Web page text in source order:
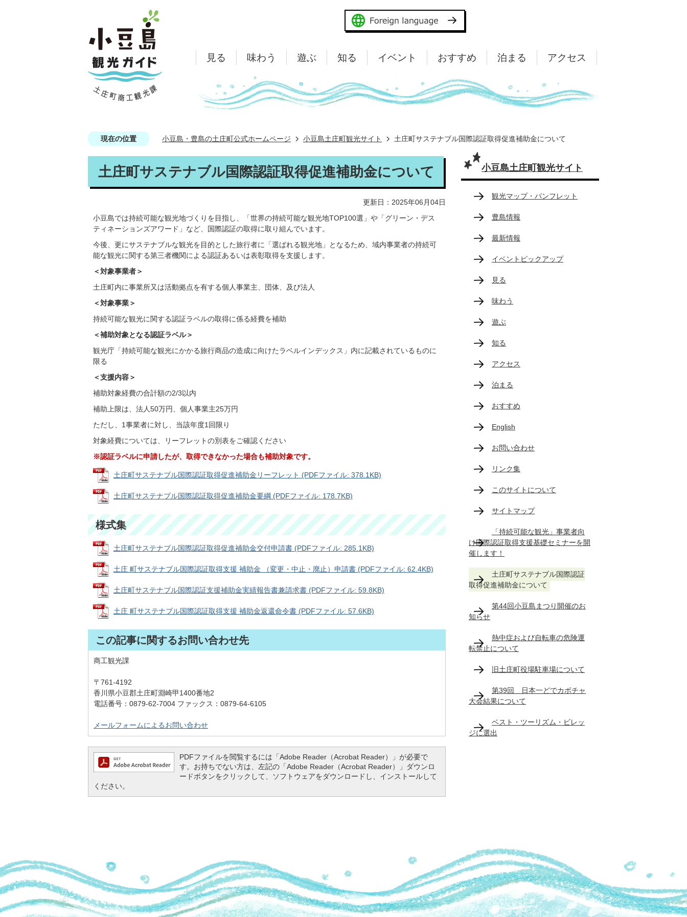
見る 味わう 遊ぶ 知る イベント おすすめ 泊まる アクセス
現在の位置 小豆島・豊島の土庄町公式ホームページ 小豆島土庄町観光サイト 土庄町サステナブル国際認証取得促進補助金について
土庄町サステナブル国際認証取得促進補助金について
更新日：2025年06月04日
小豆島では持続可能な観光地づくりを目指し、「世界の持続可能な観光地TOP100選」や「グリーン・デス
ティネーションズアワード」など、国際認証の取得に取り組んでいます。
今後、更にサステナブルな観光を目的とした旅行者に「選ばれる観光地」となるため、域内事業者の持続可
能な観光に関する第三者機関による認証あるいは表彰取得を支援します。
＜対象事業者＞
土庄町内に事業所又は活動拠点を有する個人事業主、団体、及び法人
＜対象事業＞
持続可能な観光に関する認証ラベルの取得に係る経費を補助
＜補助対象となる認証ラベル＞
観光庁「持続可能な観光にかかる旅行商品の造成に向けたラベルインデックス」内に記載されているものに
限る
＜支援内容＞
補助対象経費の合計額の2/3以内
補助上限は、法人50万円、個人事業主25万円
ただし、1事業者に対し、当該年度1回限り
対象経費については、リーフレットの別表をご確認ください
※認証ラベルに申請したが、取得できなかった場合も補助対象です。
土庄町サステナブル国際認証取得促進補助金リーフレット (PDFファイル: 378.1KB)
土庄町サステナブル国際認証取得促進補助金要綱 (PDFファイル: 178.7KB)
様式集
土庄町サステナブル国際認証取得促進補助金交付申請書 (PDFファイル: 285.1KB)
土庄 町サステナブル国際認証取得支援 補助金 （変更・中止・廃止）申請書 (PDFファイル: 62.4KB)
土庄町サステナブル国際認証支援補助金実績報告書兼請求書 (PDFファイル: 59.8KB)
土庄 町サステナブル国際認証取得支援 補助金返還命令書 (PDFファイル: 57.6KB)
この記事に関するお問い合わせ先
商工観光課
〒761-4192
香川県小豆郡土庄町淵崎甲1400番地2
電話番号：0879-62-7004 ファックス：0879-64-6105
メールフォームによるお問い合わせ
PDFファイルを閲覧するには「Adobe Reader（Acrobat Reader）」が必要で
す。お持ちでない方は、左記の「Adobe Reader（Acrobat Reader）」ダウンロ
ードボタンをクリックして、ソフトウェアをダウンロードし、インストールして
ください。
小豆島土庄町観光サイト
観光マップ・パンフレット
豊島情報
最新情報
イベントピックアップ
見る
味わう
遊ぶ
知る
アクセス
泊まる
おすすめ
English
お問い合わせ
リンク集
このサイトについて
サイトマップ
「持続可能な観光」事業者向
け国際認証取得支援基礎セミナーを開
催します！
土庄町サステナブル国際認証
取得促進補助金について
第44回小豆島まつり開催のお
知らせ
熱中症および自転車の危険運
転禁止について
旧土庄町役場駐車場について
第39回 日本一どでカボチャ
大会結果について
ベスト・ツーリズム・ビレッ
ジに選出